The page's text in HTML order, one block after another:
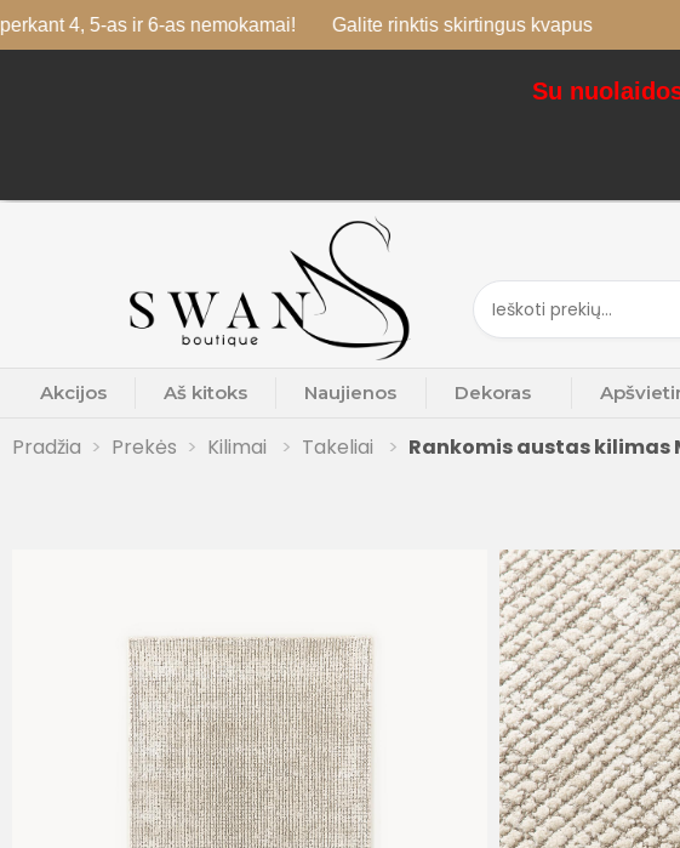
5-as ir 6-as nemokamai! Galite rinktis skirtingus kvapus
Su
Akcijos Aš kitoks Naujienos Dekoras
Pradžia Prekės Kilimai Takeliai Rankomis austas kilimas